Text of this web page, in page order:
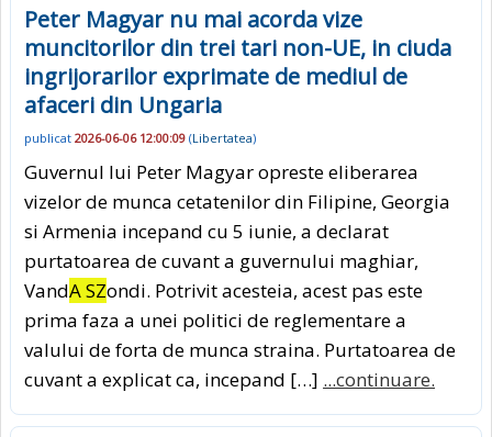
Peter Magyar nu mai acorda vize
muncitorilor din trei tari non-UE, in ciuda
ingrijorarilor exprimate de mediul de
afaceri din Ungaria
publicat 2026-06-06 12:00:09 (Libertatea)
Guvernul lui Peter Magyar opreste eliberarea
vizelor de munca cetatenilor din Filipine, Georgia
si Armenia incepand cu 5 iunie, a declarat
purtatoarea de cuvant a guvernului maghiar,
VandA SZondi. Potrivit acesteia, acest pas este
prima faza a unei politici de reglementare a
valului de forta de munca straina. Purtatoarea de
cuvant a explicat ca, incepand […] ...continuare.